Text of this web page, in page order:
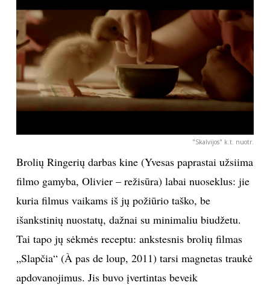
"Skalvijos" k.t. nuotr.
Brolių Ringerių darbas kine (Yvesas paprastai užsiima
filmo gamyba, Olivier – režisūra) labai nuoseklus: jie
kuria filmus vaikams iš jų požiūrio taško, be
išankstinių nuostatų, dažnai su minimaliu biudžetu.
Tai tapo jų sėkmės receptu: ankstesnis brolių filmas
„Slapčia“ (À pas de loup, 2011) tarsi magnetas traukė
apdovanojimus. Jis buvo įvertintas beveik